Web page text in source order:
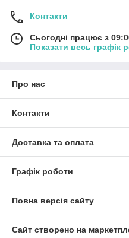
Контакти
Сьогодні працює з
Показати весь графік
Про нас
Контакти
Доставка та оплата
Графік роботи
Повна версія сайту
Сайт створено на